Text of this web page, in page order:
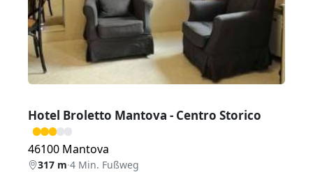
Hotel Broletto Mantova - Centro Storico
46100 Mantova
317 m·4 Min. Fußweg